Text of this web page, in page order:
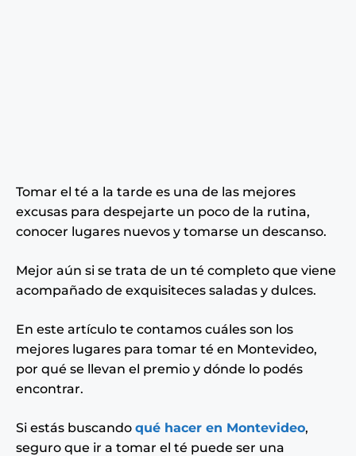
Tomar el té a la tarde es una de las mejores
excusas para despejarte un poco de la rutina,
conocer lugares nuevos y tomarse un descanso.
Mejor aún si se trata de un té completo que viene
acompañado de exquisiteces saladas y dulces.
En este artículo te contamos cuáles son los
mejores lugares para tomar té en Montevideo,
por qué se llevan el premio y dónde lo podés
encontrar.
Si estás buscando qué hacer en Montevideo,
seguro que ir a tomar el té puede ser una